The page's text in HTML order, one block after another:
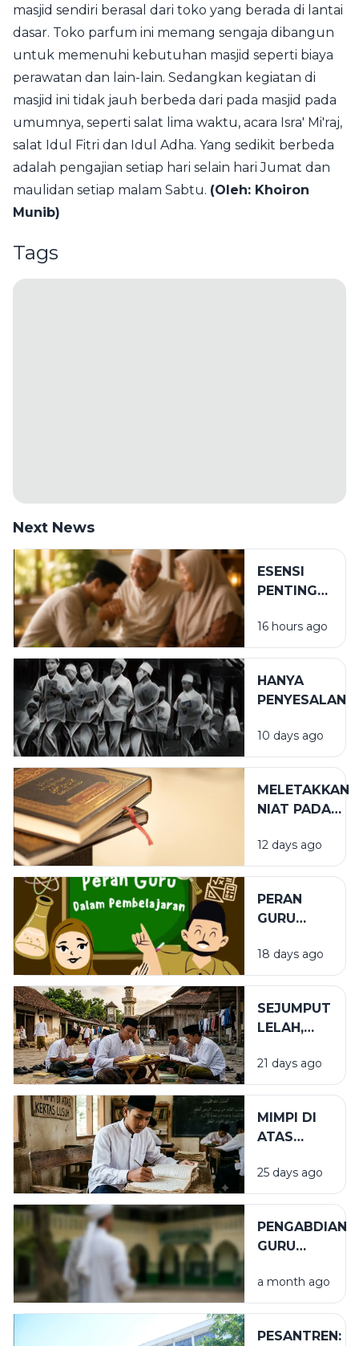
masjid sendiri berasal dari toko yang berada di lantai
dasar. Toko parfum ini memang sengaja dibangun
untuk memenuhi kebutuhan masjid seperti biaya
perawatan dan lain-lain. Sedangkan kegiatan di
masjid ini tidak jauh berbeda dari pada masjid pada
umumnya, seperti salat lima waktu, acara Isra' Mi'raj,
salat Idul Fitri dan Idul Adha. Yang sedikit berbeda
adalah pengajian setiap hari selain hari Jumat dan
maulidan setiap malam Sabtu. (Oleh: Khoiron
Munib)
Tags
Next News
ESENSI
PENTING
BIRRUL
WALIDAIN
16 hours ago
HANYA
PENYESALAN
10 days ago
MELETAKKAN
NIAT PADA
YANG TEPAT
12 days ago
PERAN
GURU
PENDIDIKAN
18 days ago
SEJUMPUT
LELAH,
BARAKAH
21 days ago
MIMPI DI
ATAS
LUSUH
25 days ago
PENGABDIAN
GURU
a month ago
PESANTREN: